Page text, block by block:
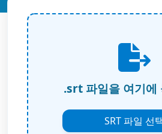
.srt 파일을 여기에
SRT 파일 선